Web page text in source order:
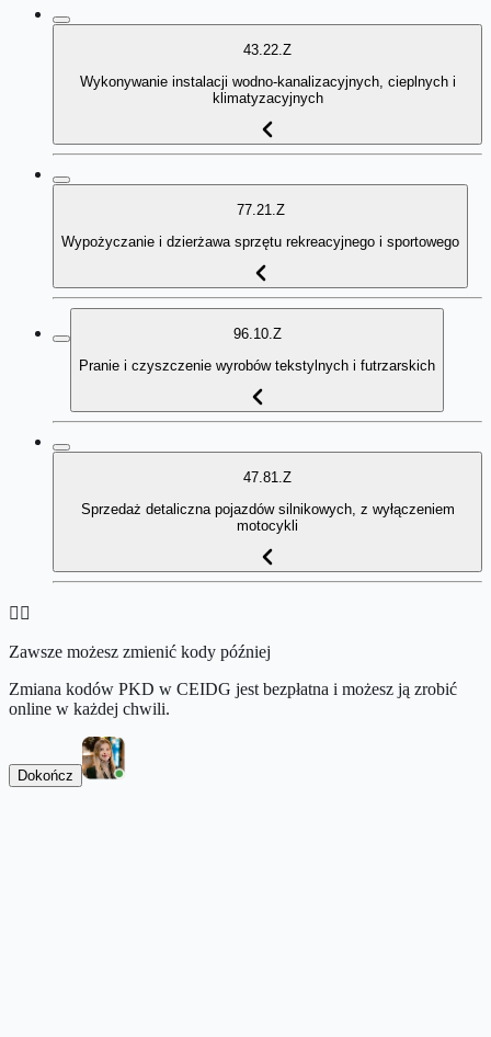
43.22.Z
Wykonywanie instalacji wodno-kanalizacyjnych, cieplnych i
klimatyzacyjnych
77.21.Z
Wypożyczanie i dzierżawa sprzętu rekreacyjnego i sportowego
96.10.Z
Pranie i czyszczenie wyrobów tekstylnych i futrzarskich
47.81.Z
Sprzedaż detaliczna pojazdów silnikowych, z wyłączeniem
motocykli
👉🏻
Zawsze możesz zmienić kody później
Zmiana kodów PKD w CEIDG jest bezpłatna i możesz ją zrobić
online w każdej chwili.
Dokończ